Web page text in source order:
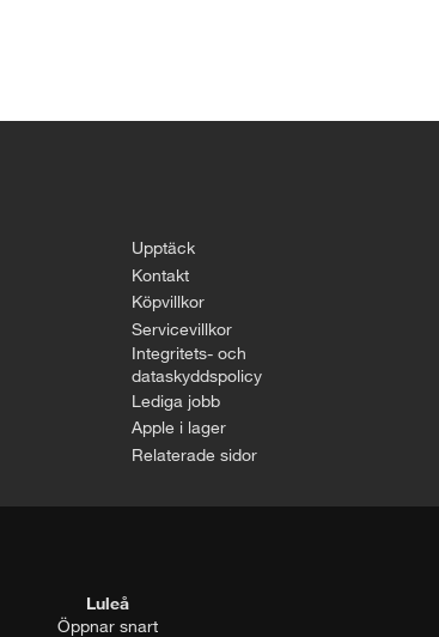
Upptäck
Kontakt
Köpvillkor
Servicevillkor
Integritets- och
dataskyddspolicy
Lediga jobb
Apple i lager
Relaterade sidor
Luleå
Öppnar snart